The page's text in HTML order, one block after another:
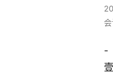
-
壹